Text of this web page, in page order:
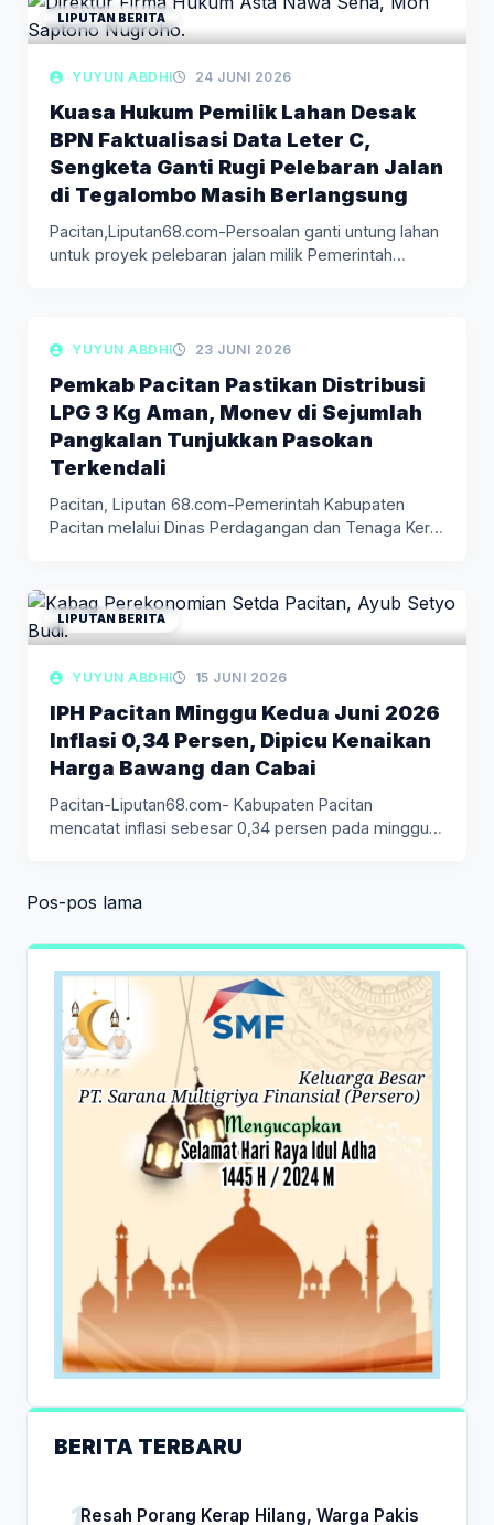
LIPUTAN BERITA
YUYUN ABDHI 24 JUNI 2026
Kuasa Hukum Pemilik Lahan Desak
BPN Faktualisasi Data Leter C,
Sengketa Ganti Rugi Pelebaran Jalan
di Tegalombo Masih Berlangsung
Pacitan,Liputan68.com-Persoalan ganti untung lahan
untuk proyek pelebaran jalan milik Pemerintah
LIPUTAN BERITA
YUYUN ABDHI 23 JUNI 2026
Pemkab Pacitan Pastikan Distribusi
LPG 3 Kg Aman, Monev di Sejumlah
Pangkalan Tunjukkan Pasokan
Terkendali
Pacitan, Liputan 68.com-Pemerintah Kabupaten
Pacitan melalui Dinas Perdagangan dan Tenaga Kerja
LIPUTAN BERITA
YUYUN ABDHI 15 JUNI 2026
IPH Pacitan Minggu Kedua Juni 2026
Inflasi 0,34 Persen, Dipicu Kenaikan
Harga Bawang dan Cabai
Pacitan-Liputan68.com- Kabupaten Pacitan
mencatat inflasi sebesar 0,34 persen pada minggu
Navigasi
Pos-pos lama
BERITA TERBARU
Resah Porang Kerap Hilang, Warga Pakis